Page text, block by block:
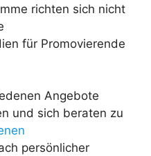
richten sich nicht
für Promovierende
Angebote
und sich beraten zu
persönlicher